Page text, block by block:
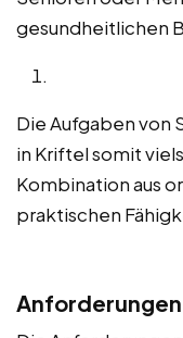
gesundheitlichen
Die Aufgaben von
in Kriftel somit
Kombination aus
praktischen
Anforderungen